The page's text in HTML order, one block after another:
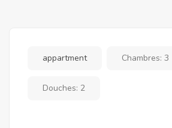
appartment Chambres: 3
Douches: 2